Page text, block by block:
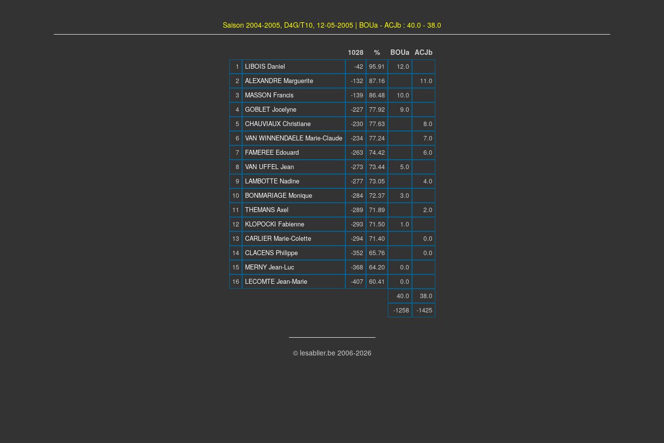
Saison 2004-2005, D4G/T10, 12-05-2005 | BOUa - ACJb : 40.0 - 38.0
1028 % BOUa ACJb
1 LIBOIS Daniel -42 95.91
12.0
2
ALEXANDRE Marguerite -132 87.16
11.0
3
MASSON Francis -139 86.48
10.0
4
GOBLET Jocelyne -227 77.92
9.0
5
CHAUVIAUX Christiane -230 77.63
8.0
6
VAN WINNENDAELE Marie-Claude -234 77.24
7.0
7
FAMEREE Edouard -263 74.42
6.0
8
VAN UFFEL Jean -273 73.44
5.0
9
LAMBOTTE Nadine -277 73.05
4.0
10
BONMARIAGE Monique -284 72.37
3.0
11
THEMANS Axel -289 71.89
2.0
12
KLOPOCKI Fabienne -293 71.50
1.0
13
CARLIER Marie-Colette -294 71.40
0.0
14
CLACENS Philippe -352 65.76
0.0
15
MERNY Jean-Luc -368 64.20
0.0
16
LECOMTE Jean-Marie -407 60.41
0.0
40.0
38.0
-1258
-1425
© lesablier.be 2006-2026